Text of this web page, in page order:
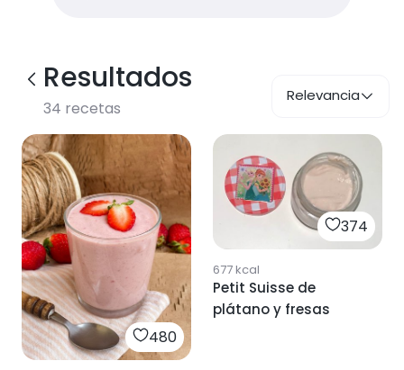
Resultados
34 recetas
Relevancia
480
374
677kcal
Petit Suisse de
plátano y fresas